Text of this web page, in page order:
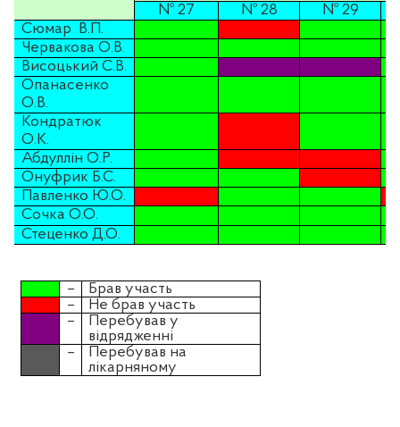
№ 27 № 28
№ 29
Сюмар В.П.
Червакова О.В.
Висоцький С.В.
Опанасенко
О.В.
Кондратюк
О.К.
Абдуллін О.Р.
Онуфрик Б.С.
Павленко Ю.О.
Сочка О.О.
Стеценко Д.О.
–
Брав участь
–
Не брав участь
–
Перебував у
відрядженні
–
Перебував на
лікарняному